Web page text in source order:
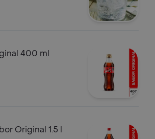
400 ml
Original 1.5 l